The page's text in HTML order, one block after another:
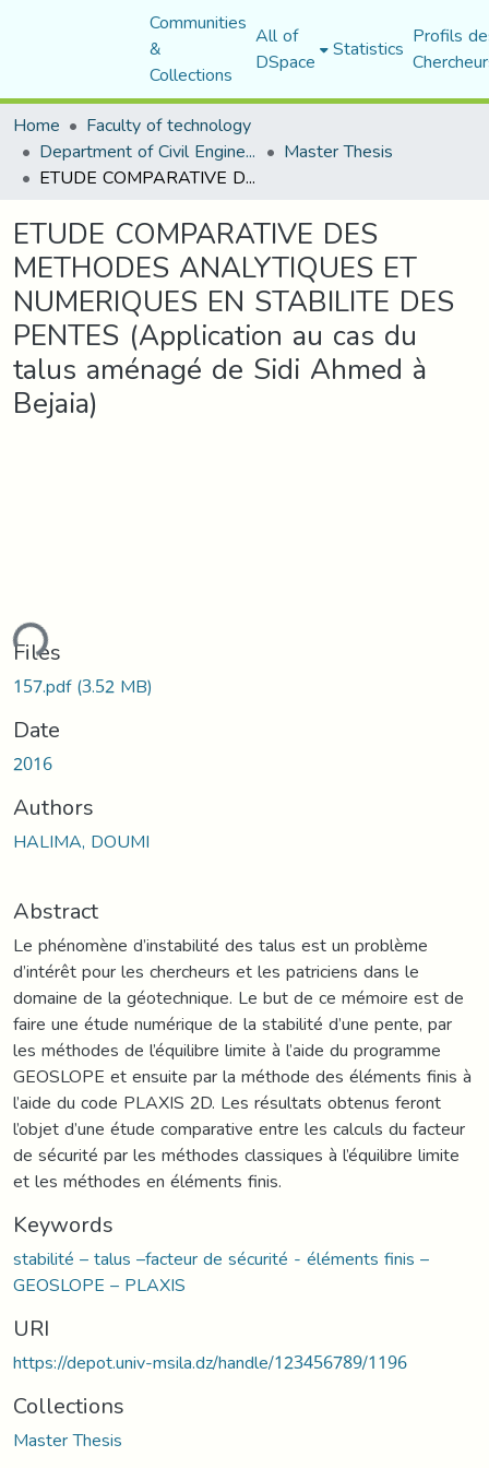
Communities
&
Collections
All of
DSpace Statistics Profils
Home
Faculty of technology
Department of Civil Engineering Master Thesis
ETUDE COMPARATIVE DES METHODES ANALYTIQUES ET NUMERIQUES EN STABILITE DES PENTES (Application au cas du talus aménagé de Sidi Ahmed à Bejaia)
ETUDE COMPARATIVE DES
METHODES ANALYTIQUES ET
NUMERIQUES EN STABILITE DES
PENTES (Application au cas du
talus aménagé de Sidi Ahmed à
Bejaia)
Files
157.pdf(3.52 MB)
Date
2016
Authors
HALIMA, DOUMI
Abstract
Le phénomène d’instabilité des talus est un problème
d’intérêt pour les chercheurs et les patriciens dans le
domaine de la géotechnique. Le but de ce mémoire est de
faire une étude numérique de la stabilité d’une pente, par
les méthodes de l’équilibre limite à l’aide du programme
GEOSLOPE et ensuite par la méthode des éléments finis à
l’aide du code PLAXIS 2D. Les résultats obtenus feront
l’objet d’une étude comparative entre les calculs du facteur
de sécurité par les méthodes classiques à l’équilibre limite
et les méthodes en éléments finis.
Keywords
stabilité – talus –facteur de sécurité - éléments finis –
GEOSLOPE – PLAXIS
URI
https://depot.univ-msila.dz/handle/123456789/1196
Collections
Master Thesis